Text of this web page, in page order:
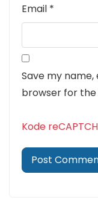
Email *
Save my name,
browser for
Kode